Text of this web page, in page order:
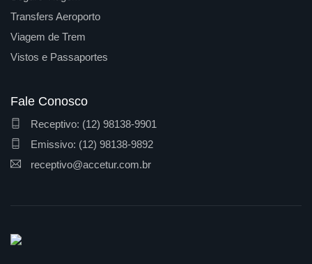
Transfers Aeroporto
Viagem de Trem
Vistos e Passaportes
Fale Conosco
Receptivo: (12) 98138-9901
Emissivo: (12) 98138-9892
receptivo@accetur.com.br